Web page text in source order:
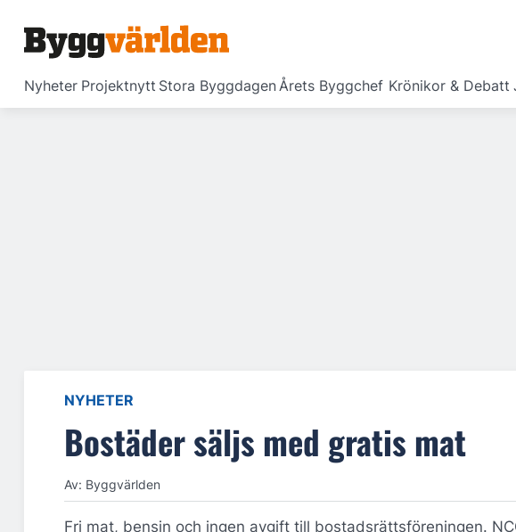
Nyheter Projektnytt Stora ByggdagenÅrets Byggchef Krönikor & Debatt
NYHETER
Bostäder säljs med gratis mat
Av: Byggvärlden
Fri mat, bensin och ingen avgift till bostadsrättsföreningen.